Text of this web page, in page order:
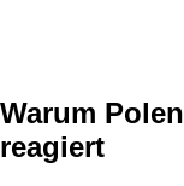
Warum
reagiert